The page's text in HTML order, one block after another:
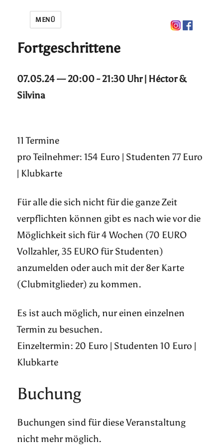
MENÜ
Fortgeschrittene
07.05.24 — 20:00 - 21:30 Uhr | Héctor &
Silvina
11 Termine
pro Teilnehmer: 154 Euro | Studenten 77 Euro
| Klubkarte
Für alle die sich nicht für die ganze Zeit
verpflichten können gibt es nach wie vor die
Möglichkeit sich für 4 Wochen (70 EURO
Vollzahler, 35 EURO für Studenten)
anzumelden oder auch mit der 8er Karte
(Clubmitglieder) zu kommen.
Es ist auch möglich, nur einen einzelnen
Termin zu besuchen.
Einzeltermin: 20 Euro | Studenten 10 Euro |
Klubkarte
Buchung
Buchungen sind für diese Veranstaltung
nicht mehr möglich.